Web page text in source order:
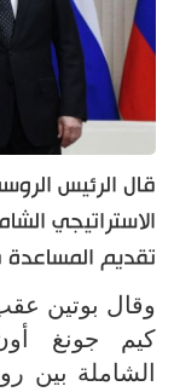
قال الرئيس
الاستراتيجي
تقديم
وقال بوتين
كيم جونغ
الشاملة بين